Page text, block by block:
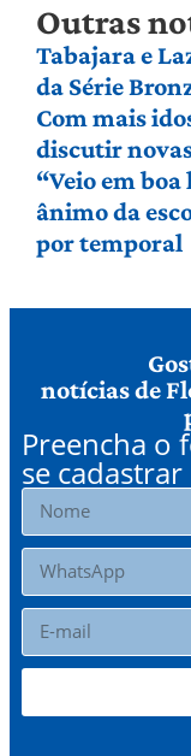
Outras
Tabajara e
da Série
Com mais
discutir
“Veio em
ânimo da
por temporal
notícias de
Preencha o
se cadastrar